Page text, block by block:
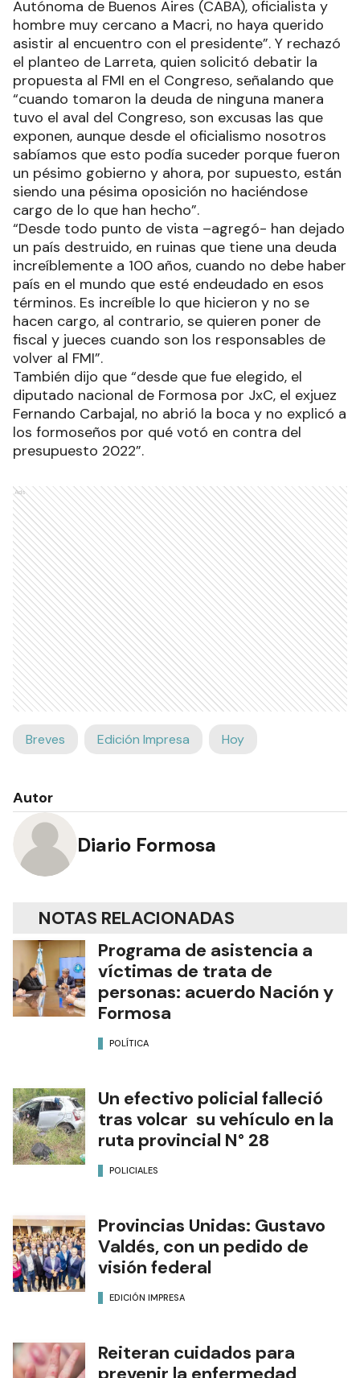
Autónoma de Buenos Aires (CABA), oficialista y
hombre muy cercano a Macri, no haya querido
asistir al encuentro con el presidente”. Y rechazó
el planteo de Larreta, quien solicitó debatir la
propuesta al FMI en el Congreso, señalando que
“cuando tomaron la deuda de ninguna manera
tuvo el aval del Congreso, son excusas las que
exponen, aunque desde el oficialismo nosotros
sabíamos que esto podía suceder porque fueron
un pésimo gobierno y ahora, por supuesto, están
siendo una pésima oposición no haciéndose
cargo de lo que han hecho”.
“Desde todo punto de vista –agregó- han dejado
un país destruido, en ruinas que tiene una deuda
increíblemente a 100 años, cuando no debe haber
país en el mundo que esté endeudado en esos
términos. Es increíble lo que hicieron y no se
hacen cargo, al contrario, se quieren poner de
fiscal y jueces cuando son los responsables de
volver al FMI”.
También dijo que “desde que fue elegido, el
diputado nacional de Formosa por JxC, el exjuez
Fernando Carbajal, no abrió la boca y no explicó a
los formoseños por qué votó en contra del
presupuesto 2022”.
Ads
Breves Edición Impresa Hoy
Autor
Diario Formosa
NOTAS RELACIONADAS
Programa de asistencia a
víctimas de trata de
personas: acuerdo Nación y
Formosa
POLÍTICA
Un efectivo policial falleció
tras volcar su vehículo en la
ruta provincial N° 28
POLICIALES
Provincias Unidas: Gustavo
Valdés, con un pedido de
visión federal
EDICIÓN IMPRESA
Reiteran cuidados para